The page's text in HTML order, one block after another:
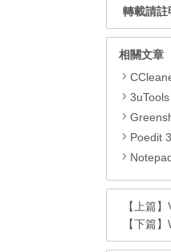
轉載請註
相關文章
3uTools
Greenshot
Poedit
【上篇】
【下篇】